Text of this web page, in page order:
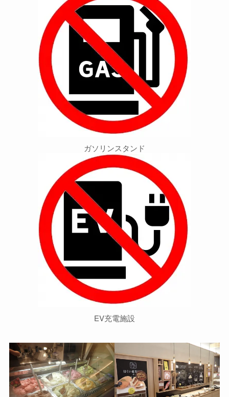
ガソリンスタンド
EV充電施設